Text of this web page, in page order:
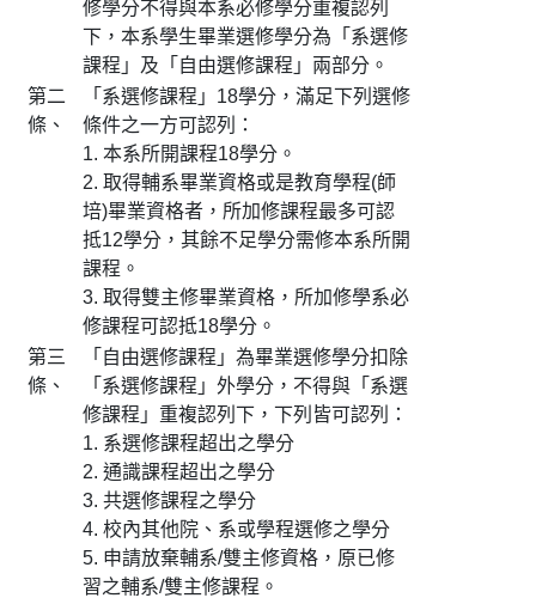
修學分不得與本系必修學分重複認列
下，本系學生畢業選修學分為「系選修
課程」及「自由選修課程」兩部分。
第二
條、
「系選修課程」18學分，滿足下列選修
條件之一方可認列：
1. 本系所開課程18學分。
2. 取得輔系畢業資格或是教育學程(師
培)畢業資格者，所加修課程最多可認
抵12學分，其餘不足學分需修本系所開
課程。
3. 取得雙主修畢業資格，所加修學系必
修課程可認抵18學分。
第三
條、
「自由選修課程」為畢業選修學分扣除
「系選修課程」外學分，不得與「系選
修課程」重複認列下，下列皆可認列：
1. 系選修課程超出之學分
2. 通識課程超出之學分
3. 共選修課程之學分
4. 校內其他院、系或學程選修之學分
5. 申請放棄輔系/雙主修資格，原已修
習之輔系/雙主修課程。